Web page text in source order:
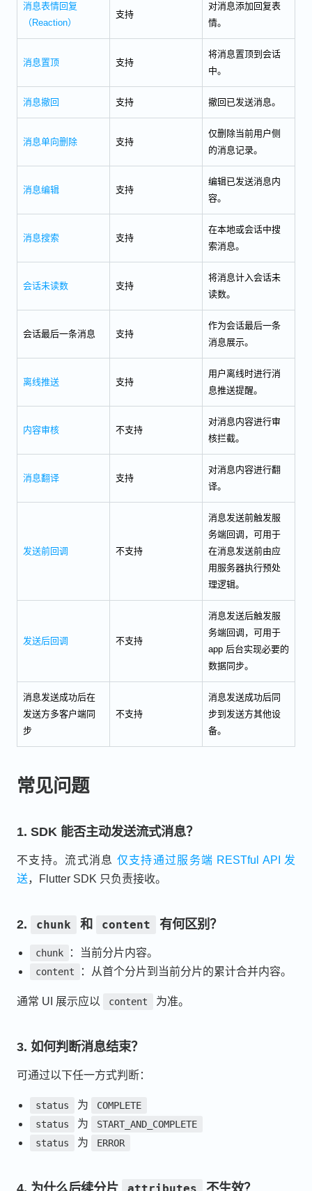
消息表情回复
（Reaction）
支持
对消息添加回复表
情。
消息置顶 支持
将消息置顶到会话
中。
消息撤回 支持 撤回已发送消息。
消息单向删除 支持
仅删除当前用户侧
的消息记录。
消息编辑 支持
编辑已发送消息内
容。
消息搜索 支持
在本地或会话中搜
索消息。
会话未读数 支持
将消息计入会话未
读数。
会话最后一条消息 支持
作为会话最后一条
消息展示。
离线推送 支持
用户离线时进行消
息推送提醒。
内容审核 不支持
对消息内容进行审
核拦截。
消息翻译 支持
对消息内容进行翻
译。
发送前回调 不支持
消息发送前触发服
务端回调，可用于
在消息发送前由应
用服务器执行预处
理逻辑。
发送后回调 不支持
消息发送后触发服
务端回调，可用于
app 后台实现必要的
数据同步。
消息发送成功后在
发送方多客户端同
步
不支持
消息发送成功后同
步到发送方其他设
备。
常见问题
1. SDK 能否主动发送流式消息？
不支持。流式消息 仅支持通过服务端 RESTful API 发
送，Flutter SDK 只负责接收。
2. chunk 和 content 有何区别？
chunk ：当前分片内容。
content ：从首个分片到当前分片的累计合并内容。
通常 UI 展示应以 content 为准。
3. 如何判断消息结束？
可通过以下任一方式判断：
status 为
COMPLETE
status
为
START_AND_COMPLETE
status
为 ERROR
4. 为什么后续分片 不生效？